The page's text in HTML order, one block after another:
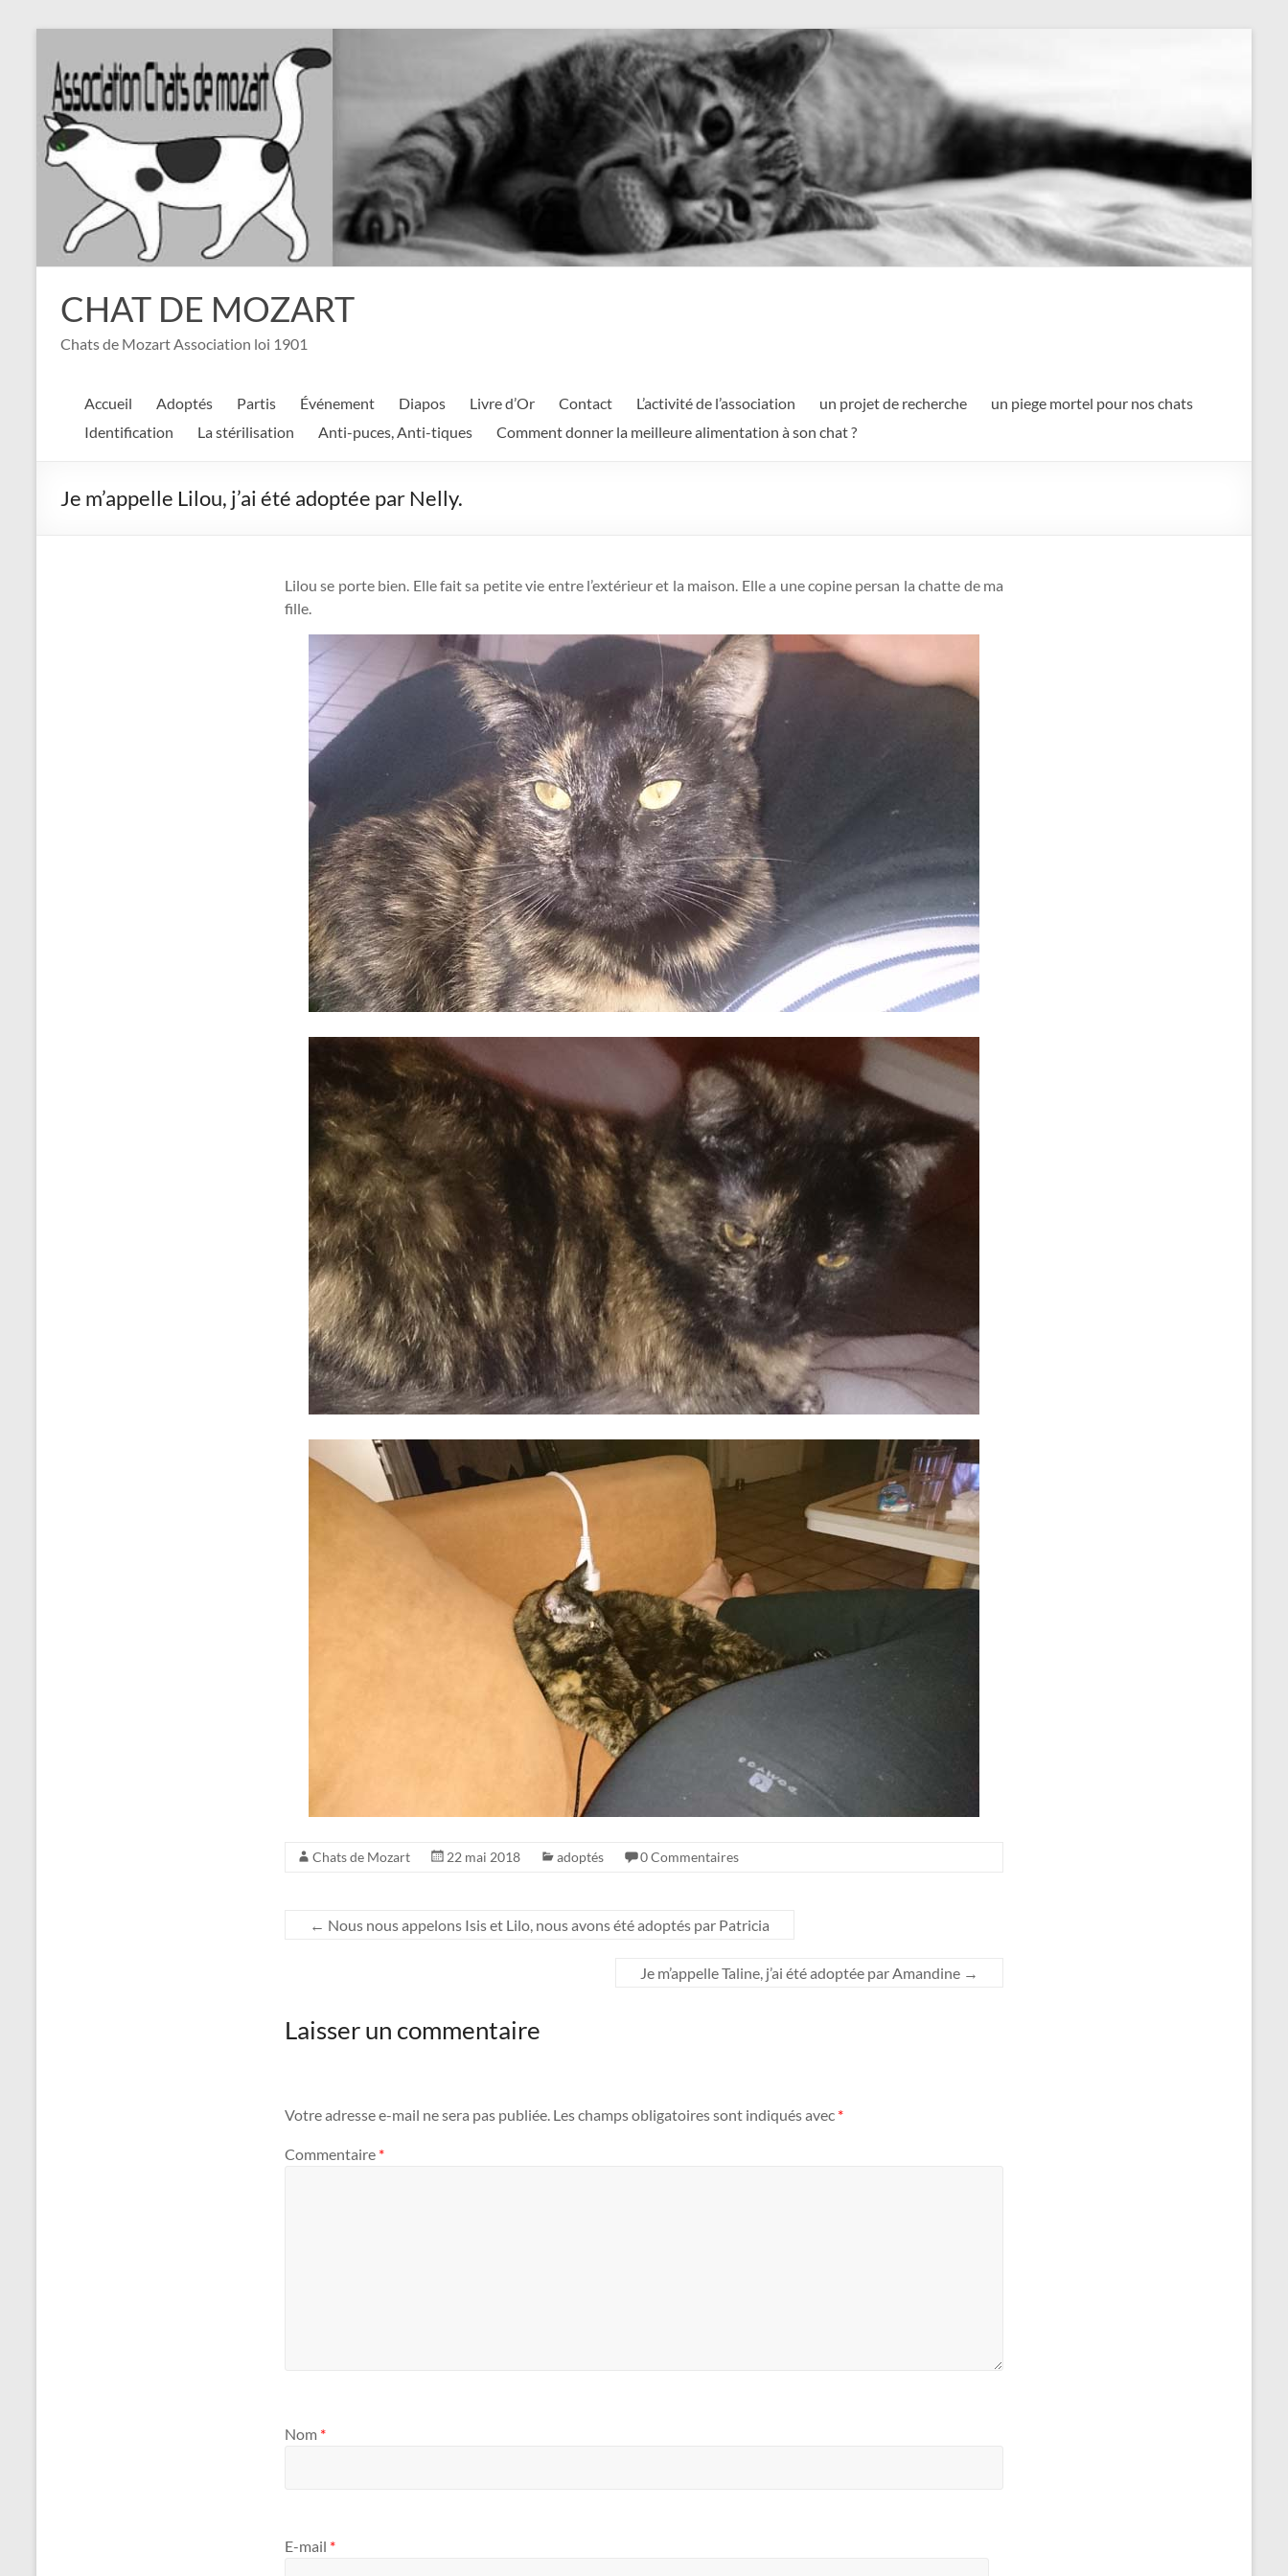
contenu
CHAT DE MOZART
Chats de Mozart Association loi 1901
Accueil Adoptés Partis Événement Diapos Livre d’Or Contact L’activité de l’association un projet de recherche
un piege mortel pour nos chats
Identification
La stérilisation Anti-puces, Anti-tiques Comment donner la meilleure alimentation à son chat ?
Je m’appelle Lilou, j’ai été adoptée par Nelly.
Lilou se porte bien. Elle fait sa petite vie entre l’extérieur et la maison. Elle a une copine persan la chatte de ma
fille.
Chats de Mozart 22 mai 2018 adoptés 0 Commentaires
← Nous nous appelons Isis et Lilo, nous avons été adoptés par Patricia
Je m’appelle Taline, j’ai été adoptée par Amandine →
Laisser un commentaire
Votre adresse e-mail ne sera pas publiée. Les champs obligatoires sont indiqués avec *
Commentaire *
Nom *
E-mail *